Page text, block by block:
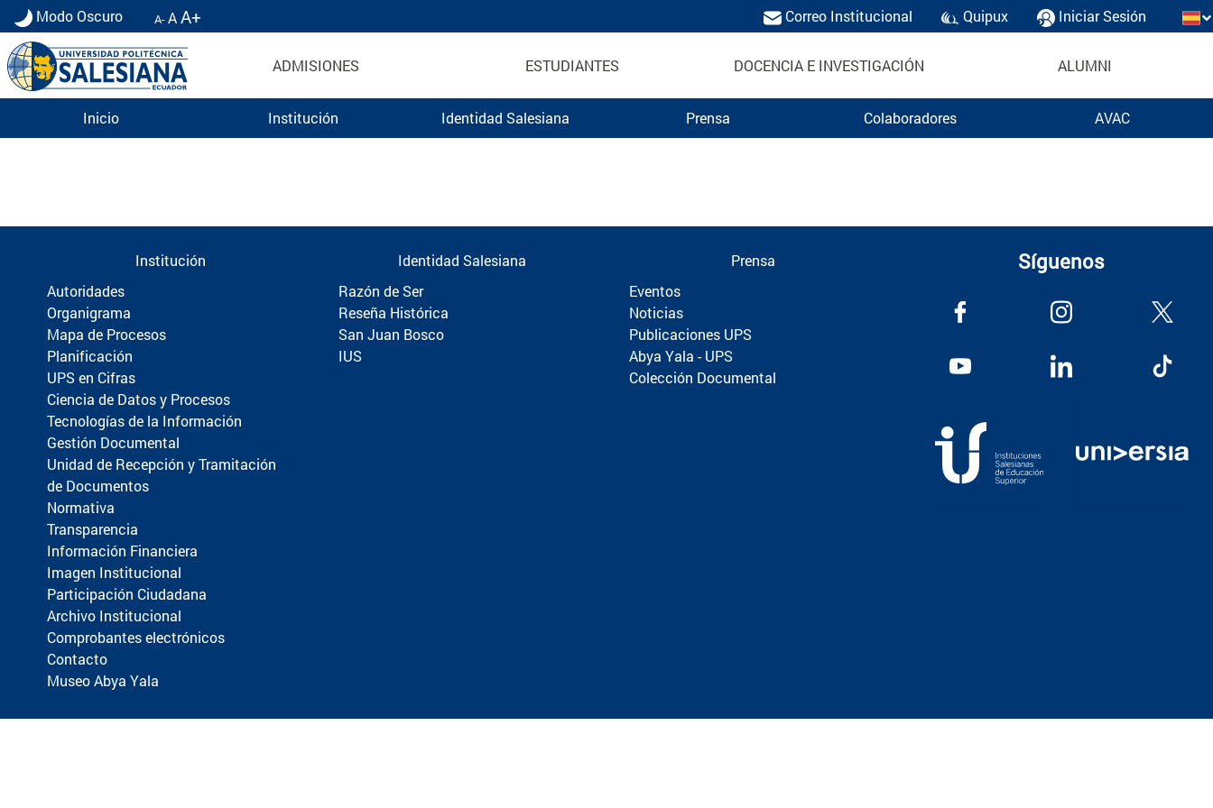
Modo Oscuro A-AA+ Correo Institucional Quipux Iniciar Sesión
ADMISIONES ESTUDIANTES DOCENCIA E INVESTIGACIÓN ALUMNI
Inicio Institución Identidad Salesiana Prensa Colaboradores AVAC
Información para Graduados UPS | Universidad Politécnica
Institución
Autoridades
Organigrama
Mapa de Procesos
Planificación
UPS en Cifras
Ciencia de Datos y Procesos
Tecnologías de la Información
Gestión Documental
Unidad de Recepción y Tramitación
de Documentos
Normativa
Transparencia
Información Financiera
Imagen Institucional
Participación Ciudadana
Archivo Institucional
Comprobantes electrónicos
Contacto
Museo Abya Yala
Identidad Salesiana
Razón de Ser
Reseña Histórica
San Juan Bosco
IUS
Prensa
Eventos
Noticias
Publicaciones UPS
Abya Yala - UPS
Colección Documental
Síguenos